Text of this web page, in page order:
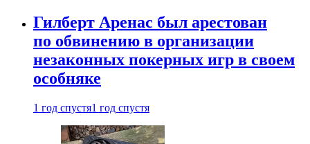
Гилберт Аренас был арестован
по обвинению в организации
незаконных покерных игр в своем
особняке
1 год спустя1 год спустя